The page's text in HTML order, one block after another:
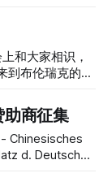
独奏
添了朝气与
联不断发展壮
动！ 外联
到布伦瑞克的同
学联
新朋友，或是
在这里
助商征集